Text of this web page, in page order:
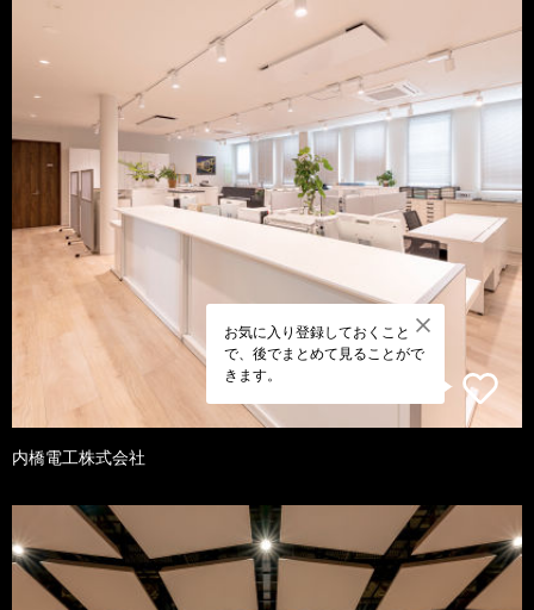
お気に入り登録しておくこと
で、後でまとめて見ることがで
きます。
内橋電工株式会社